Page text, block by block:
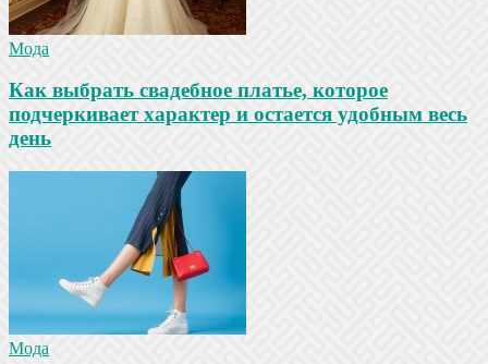
Мода
Как выбрать свадебное платье, которое
подчеркивает характер и остается удобным весь
день
Мода